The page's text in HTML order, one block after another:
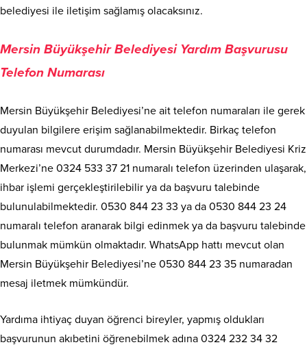
belediyesi ile iletişim sağlamış olacaksınız.
Mersin Büyükşehir Belediyesi Yardım Başvurusu
Telefon Numarası
Mersin Büyükşehir Belediyesi’ne ait telefon numaraları ile gerek
duyulan bilgilere erişim sağlanabilmektedir. Birkaç telefon
numarası mevcut durumdadır. Mersin Büyükşehir Belediyesi Kriz
Merkezi’ne 0324 533 37 21 numaralı telefon üzerinden ulaşarak,
ihbar işlemi gerçekleştirilebilir ya da başvuru talebinde
bulunulabilmektedir. 0530 844 23 33 ya da 0530 844 23 24
numaralı telefon aranarak bilgi edinmek ya da başvuru talebinde
bulunmak mümkün olmaktadır. WhatsApp hattı mevcut olan
Mersin Büyükşehir Belediyesi’ne 0530 844 23 35 numaradan
mesaj iletmek mümkündür.
Yardıma ihtiyaç duyan öğrenci bireyler, yapmış oldukları
başvurunun akıbetini öğrenebilmek adına 0324 232 34 32